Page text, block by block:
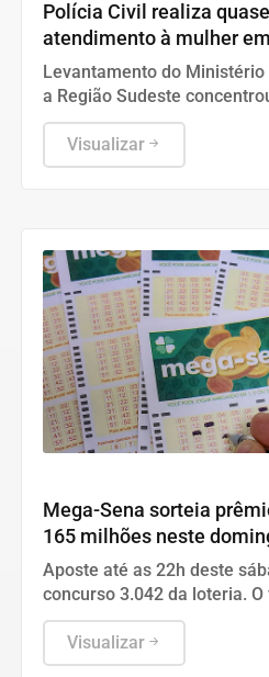
Polícia Civil realiza
atendimento à mulher
Levantamento do
a Região Sudeste
vítimas do país, com
São Paulo.
Visualizar
Mega-Sena sorteia
165 milhões neste
Aposte até as 22h deste
concurso 3.042 da loteria.
simples com seis dezenas
Visualizar